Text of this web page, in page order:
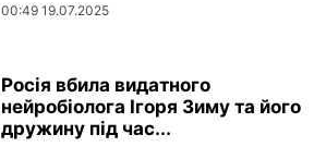
00:49 19.07.2025
Росія вбила видатного
нейробіолога Ігоря Зиму та його
дружину під час...